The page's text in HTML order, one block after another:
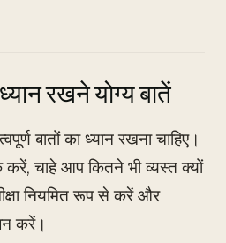
रखने योग्य बातें
बातों का ध्यान रखना चाहिए।
चाहे आप कितने भी व्यस्त क्यों
नियमित रूप से करें और
करें।